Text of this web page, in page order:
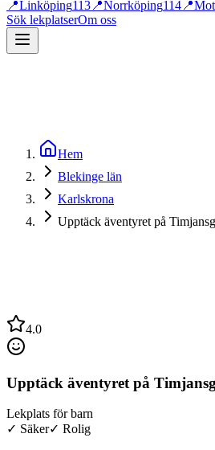
📍Linköping113 📍Norrköping114 📍
Sök lekplatserOm oss
Hem
Blekinge län
Karlskrona
Upptäck äventyret på
4.0
Upptäck äventyret på
Lekplats för barn
✓ Säker✓ Rolig